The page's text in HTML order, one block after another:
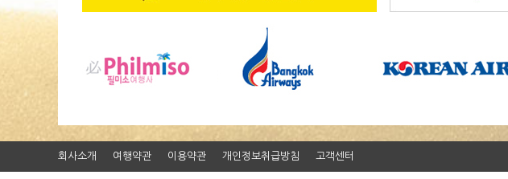
회사소개 여행약관 이용약관 개인정보취급방침 고객센터